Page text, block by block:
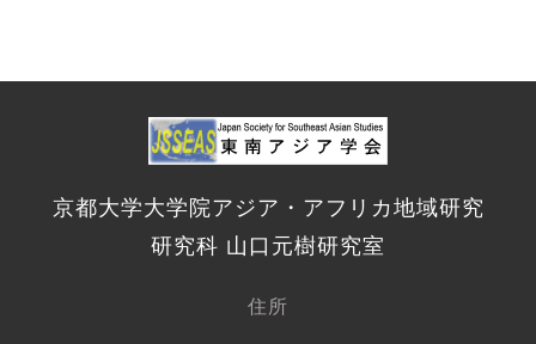
京都大学大学院アジア・アフリカ地域研究
研究科 山口元樹研究室
住所